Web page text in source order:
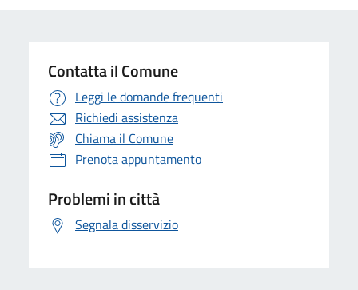
Contatta il Comune
Leggi le domande frequenti
Richiedi assistenza
Chiama il Comune
Prenota appuntamento
Problemi in città
Segnala disservizio